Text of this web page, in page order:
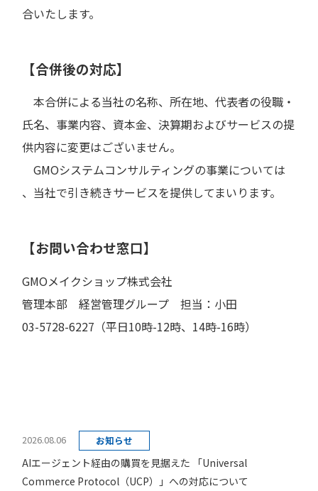
合いたします。
【合併後の対応】
本合併による当社の名称、所在地、代表者の役職・
氏名、事業内容、資本金、決算期およびサービスの提
供内容に変更はございません。
GMOシステムコンサルティングの事業については
、当社で引き続きサービスを提供してまいります。
【お問い合わせ窓口】
GMOメイクショップ株式会社
管理本部 経営管理グループ 担当：小田
03-5728-6227（平日10時-12時、14時-16時）
2026.08.06 お知らせ
AIエージェント経由の購買を見据えた 「Universal
Commerce Protocol（UCP）」への対応について